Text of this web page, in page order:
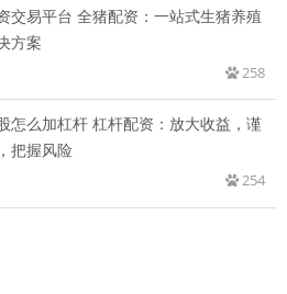
交易平台 全猪配资：一站式生猪养殖
方案
258
怎么加杠杆 杠杆配资：放大收益，谨
把握风险
254